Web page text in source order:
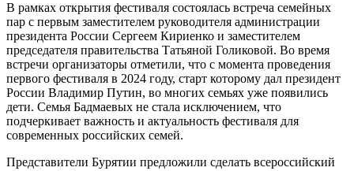
В рамках открытия фестиваля состоялась встреча семейных
пар с первым заместителем руководителя администрации
президента России Сергеем Кириенко и заместителем
председателя правительства Татьяной Голиковой. Во время
встречи организаторы отметили, что с момента проведения
первого фестиваля в 2024 году, старт которому дал президент
России Владимир Путин, во многих семьях уже появились
дети. Семья Бадмаевых не стала исключением, что
подчеркивает важность и актуальность фестиваля для
современных российских семей.
Представители Бурятии предложили сделать всероссийский